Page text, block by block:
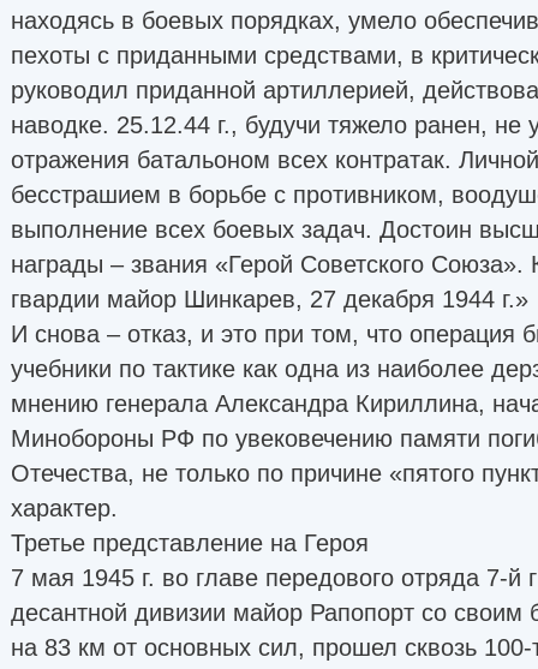
находясь в боевых порядках, умело
пехоты с приданными средствами, в
руководил приданной артиллерией,
наводке. 25.12.44 г., будучи тяжело ранен,
отражения батальоном всех контратак.
бесстрашием в борьбе с противником,
выполнение всех боевых задач. Достоин
награды – звания «Герой Советского
гвардии майор Шинкарев, 27 декабря 1944 г.»
И снова – отказ, и это при том, что операция
учебники по тактике как одна из наиболее
мнению генерала Александра Кириллина,
Минобороны РФ по увековечению памяти
Отечества, не только по причине «пятого
характер.
Третье представление на Героя
7 мая 1945 г. во главе передового отряда 7-й
десантной дивизии майор Рапопорт со своим
на 83 км от основных сил, прошел сквозь 100-